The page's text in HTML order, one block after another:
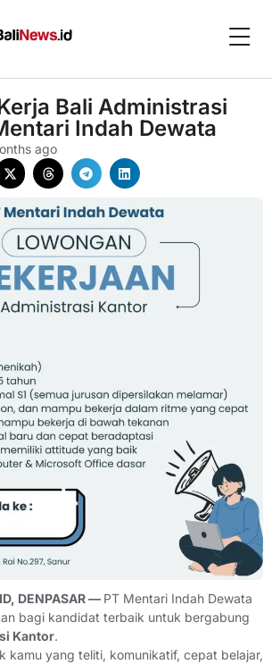
Bali Administrasi
Indah Dewata
ago
DENPASAR — PT Mentari Indah Dewata
bagi kandidat terbaik untuk bergabung
Kantor.
kamu yang teliti, komunikatif, cepat belajar,